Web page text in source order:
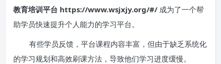
教育培训平台 https://www.wsjxjy.org/#/ 成为了一个帮
助学员快速提升个人能力的学习平台。
有些学员反馈，平台课程内容丰富，但由于缺乏系统化
的学习规划和高效刷课方法，导致他们学习进度缓慢。